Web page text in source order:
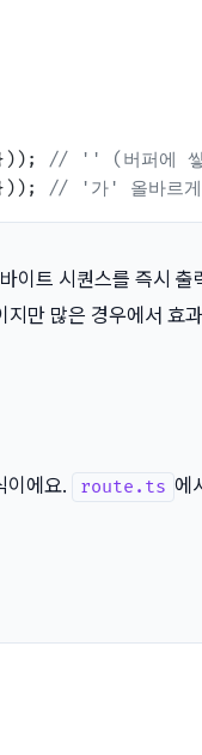
// '' (버퍼에
// '가' 올바르게
이트 시퀀스를 즉시 출
만 많은 경우에서 효
이에요. route.ts 에